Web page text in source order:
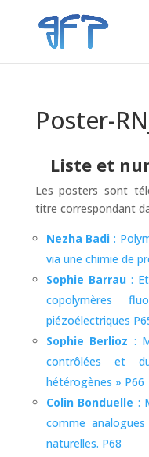
Poster-
Liste et
Les posters sont
titre correspondant
Nezha Badi :
via une chimie de
Sophie Barrau:
copolymères
piézoélectriques
Sophie Berlioz :
contrôlées et
hétérogènes » P66
Colin Bonduelle :
comme
naturelles. P68